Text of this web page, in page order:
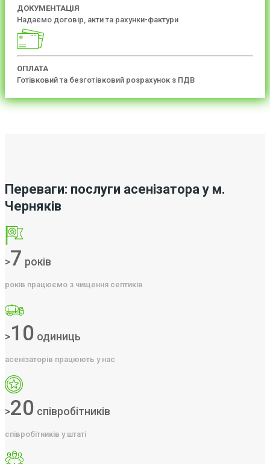
ДОКУМЕНТАЦІЯ
Надаємо договір, акти та рахунки-фактури
ОПЛАТА
Готівковий та безготівковий розрахунок з ПДВ
Переваги: послуги асенізатора у м.
Черняків
>7 років
років працюємо з чищення септиків
>10 одиниць
асенізаторів працюють у нас
>20 співробітників
співробітників у штаті